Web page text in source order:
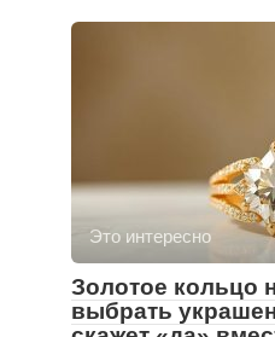
Это интересно
Золотое кольцо
выбрать